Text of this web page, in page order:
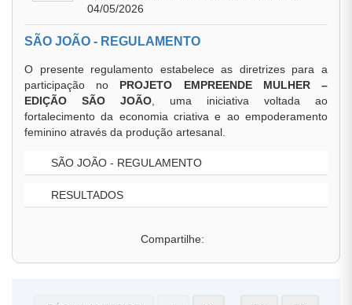
04/05/2026
SÃO JOÃO - REGULAMENTO
O presente regulamento estabelece as diretrizes para a
participação no PROJETO EMPREENDE MULHER –
EDIÇÃO SÃO JOÃO , uma iniciativa voltada ao
fortalecimento da economia criativa e ao empoderamento
feminino através da produção artesanal.
SÃO JOÃO - REGULAMENTO
RESULTADOS
Compartilhe: